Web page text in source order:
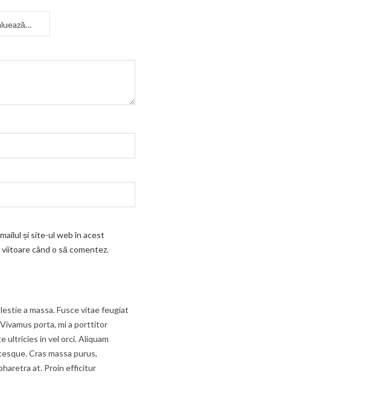
și site-ul web în acest
când o să comentez.
a massa. Fusce vitae feugiat
porta, mi a porttitor
ultricies in vel orci. Aliquam
Cras massa purus,
at. Proin efficitur